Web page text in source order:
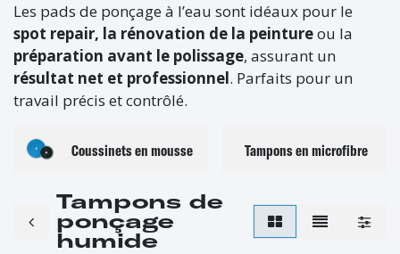
Les pads de ponçage à l’eau sont idéaux pour le
spot repair, la rénovation de la peintureou la
préparation avant le polissage, assurant un
résultat net et professionnel. Parfaits pour un
travail précis et contrôlé.
Coussinets en mousse Tampons en microfibre
Tampons de
ponçage
humide